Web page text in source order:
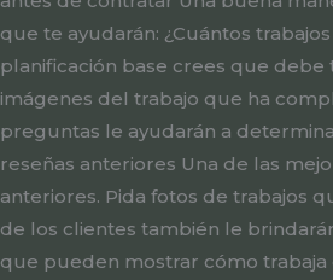
que te ayudarán: ¿Cuántos
planificación base crees que
imágenes del trabajo que ha
preguntas le ayudarán a
reseñas anteriores Una de las
anteriores. Pida fotos de trabajos
de los clientes también le
que pueden mostrar cómo trabaja